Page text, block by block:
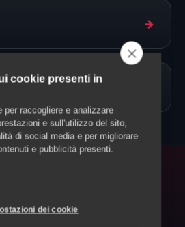
→
frequenti
cookie presenti in
per raccogliere e analizzare
e sull'utilizzo del sito,
di social media e per migliorare
e pubblicità presenti.
dei cookie